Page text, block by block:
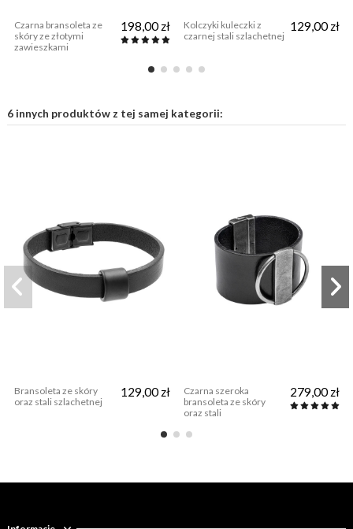
Czarna bransoleta ze
skóry ze złotymi
zawieszkami
198,00 zł
Kolczyki kuleczki z
czarnej stali szlachetnej
129,00 zł
6 innych produktów z tej samej kategorii:
Bransoleta ze skóry
oraz stali szlachetnej
129,00 zł
Czarna szeroka
bransoleta ze skóry
oraz stali
279,00 zł